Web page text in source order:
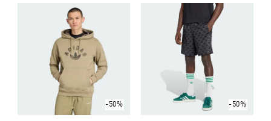
-50%
-50%
Price Reduced From